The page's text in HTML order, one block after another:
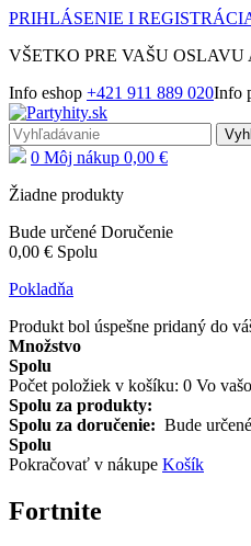
PRIHLÁSENIE I
VŠETKO PRE VAŠU OSLAVU
Info eshop +421 911 889 020Info
0 Môj nákup 0,00 €
Žiadne produkty
Bude určené Doručenie
0,00 € Spolu
Pokladňa
Produkt bol úspešne pridaný do
Množstvo
Spolu
Počet položiek v košíku: 0 Vo
Spolu za produkty:
Spolu za doručenie: Bude určené
Spolu
Pokračovať v nákupe Košík
Fortnite